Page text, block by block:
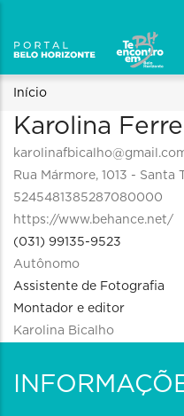
Trilha
de
navegação
Início
Karolina
Rua Mármore, 1013 - Santa
5245481385287080000
https://www.behance.net/
(031) 99135-9523
Autônomo
Assistente de Fotografia
Montador e editor
Karolina Bicalho